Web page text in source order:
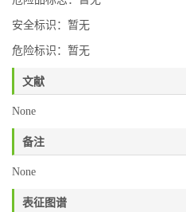
安全标识：暂无
危险标识：暂无
文献
None
备注
None
表征图谱